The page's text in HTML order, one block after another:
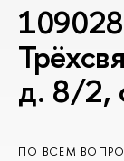
д. 8/2,
ПО ВСЕМ